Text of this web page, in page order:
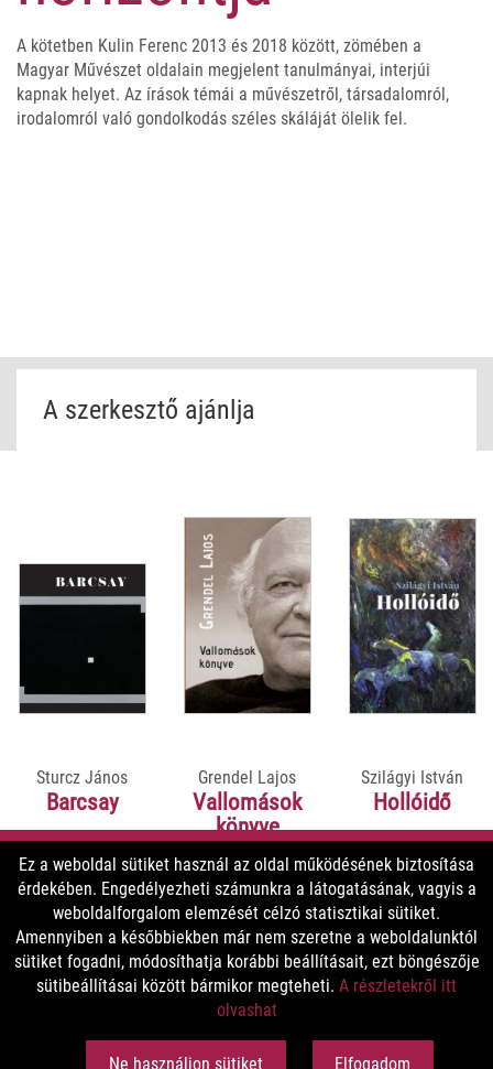
A kötetben Kulin Ferenc 2013 és 2018 között, zömében a
Magyar Művészet oldalain megjelent tanulmányai, interjúi
kapnak helyet. Az írások témái a művészetről, társadalomról,
irodalomról való gondolkodás széles skáláját ölelik fel.
A szerkesztő ajánlja
Sturcz János
Barcsay
9900 Ft
8910 Ft
MEGNÉZEM
Grendel Lajos
Vallomások
könyve
5800 Ft
5220 Ft
MEGNÉZEM
Szilágyi István
Hollóidő
5800 Ft
5220 Ft
MEGNÉZEM
Ez a weboldal sütiket használ az oldal működésének biztosítása
érdekében. Engedélyezheti számunkra a látogatásának, vagyis a
weboldalforgalom elemzését célzó statisztikai sütiket.
Amennyiben a későbbiekben már nem szeretne a weboldalunktól
sütiket fogadni, módosíthatja korábbi beállításait, ezt böngészője
sütibeállításai között bármikor megteheti. A részletekről itt
olvashat
Ne használjon sütiket Elfogadom